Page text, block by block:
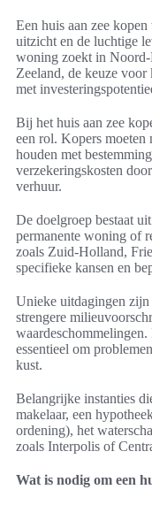
Een huis aan zee
uitzicht en de luchtige
woning zoekt in
Zeeland, de keuze
met
Bij het huis aan zee
een rol. Kopers moeten
houden met
verzekeringskosten
verhuur.
De doelgroep bestaat
permanente woning of
zoals Zuid-Holland,
specifieke kansen en
Unieke uitdagingen
strengere
essentieel om
kust.
Belangrijke instanties
makelaar, een
ordening), het
zoals Interpolis of
Wat is nodig om een